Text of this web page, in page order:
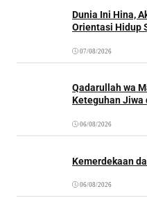
Dunia Ini Hina,
Orientasi Hidup
07/08/2026
Qadarullah wa
Keteguhan Jiwa
06/08/2026
Kemerdekaan
06/08/2026